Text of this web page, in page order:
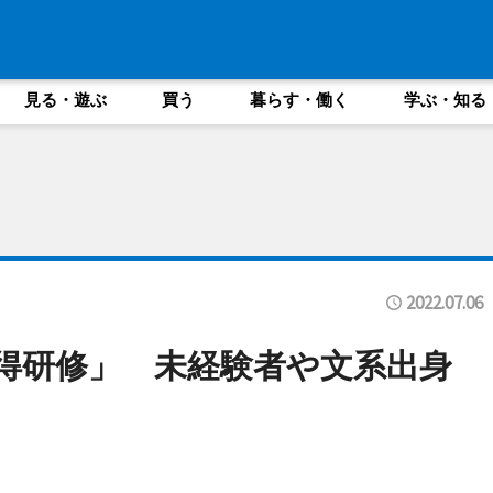
見る・遊ぶ 買う 暮らす・働く 学ぶ・知る
2022.07.06
研修」 未経験者や文系出身